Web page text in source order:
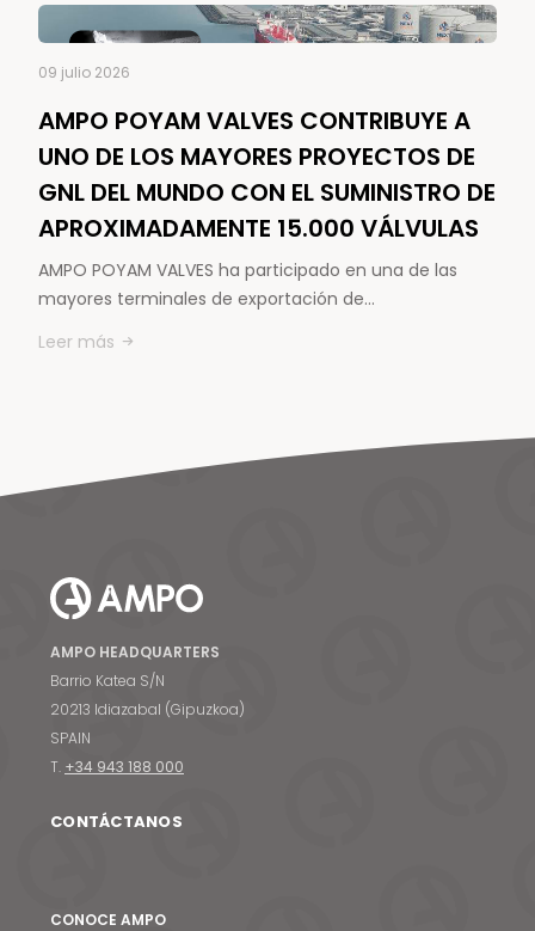
09 julio 2026
AMPO POYAM VALVES CONTRIBUYE A
UNO DE LOS MAYORES PROYECTOS DE
GNL DEL MUNDO CON EL SUMINISTRO DE
APROXIMADAMENTE 15.000 VÁLVULAS
AMPO POYAM VALVES ha participado en una de las
mayores terminales de exportación de…
Leer más
AMPO HEADQUARTERS
Barrio Katea S/N
20213 Idiazabal (Gipuzkoa)
SPAIN
T. +34 943 188 000
CONTÁCTANOS
CONOCE AMPO